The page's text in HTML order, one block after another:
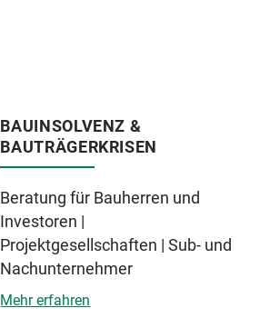
BAUINSOLVENZ &
BAUTRÄGERKRISEN
Beratung für Bauherren und
Investoren |
Projektgesellschaften | Sub- und
Nachunternehmer
Mehr erfahren